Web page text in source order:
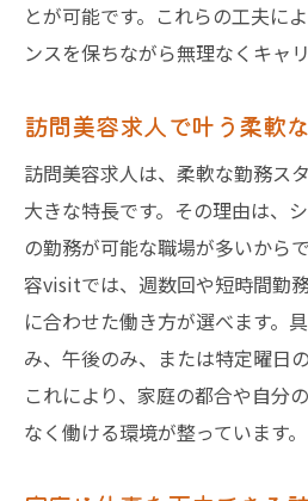
とが可能です。これらの工夫に
ンスを保ちながら無理なくキャ
訪問美容求人で叶う柔軟
訪問美容求人は、柔軟な勤務ス
大きな特長です。その理由は、
の勤務が可能な職場が多いから
容visitでは、週数回や短時間勤
に合わせた働き方が選べます。
み、午後のみ、または特定曜日
これにより、家庭の都合や自分
なく働ける環境が整っています。